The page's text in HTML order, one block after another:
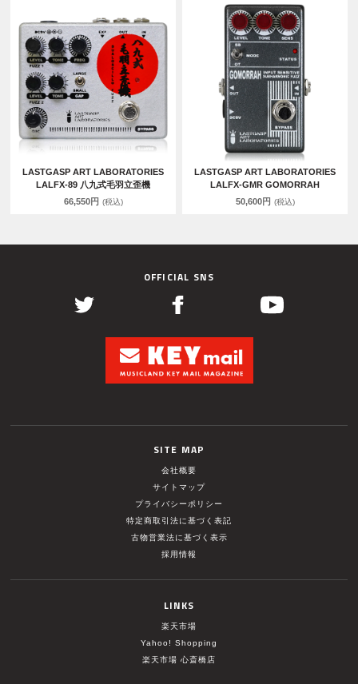
LASTGASP ART LABORATORIES
LALFX-89 八九式毛羽立歪機
66,550円 (税込)
LASTGASP ART LABORATORIES
LALFX-GMR GOMORRAH
50,600円 (税込)
OFFICIAL SNS
SITE MAP
会社概要
サイトマップ
プライバシーポリシー
特定商取引法に基づく表記
古物営業法に基づく表示
採用情報
LINKS
楽天市場
Yahoo! Shopping
楽天市場 心斎橋店